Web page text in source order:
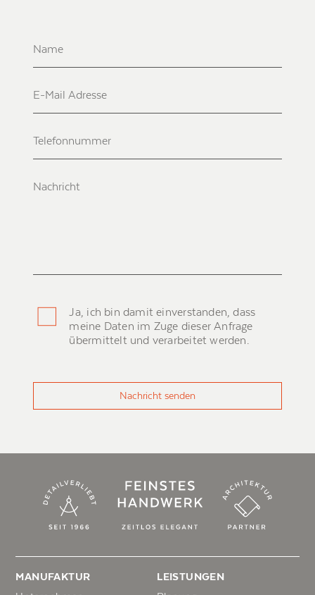
Ja, ich bin damit einverstanden, dass
meine Daten im Zuge dieser Anfrage
übermittelt und verarbeitet werden.
Nachricht senden
MANUFAKTUR
LEISTUNGEN